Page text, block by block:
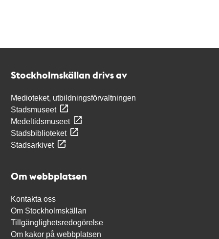
Stockholmskällan drivs av
Medioteket, utbildningsförvaltningen
Stadsmuseet
Medeltidsmuseet
Stadsbiblioteket
Stadsarkivet
Om webbplatsen
Kontakta oss
Om Stockholmskällan
Tillgänglighetsredogörelse
Om kakor på webbplatsen